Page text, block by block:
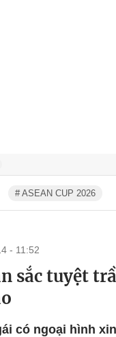
# ASEAN CUP 2026
- 11:52
sắc tuyệt
có ngoại hình